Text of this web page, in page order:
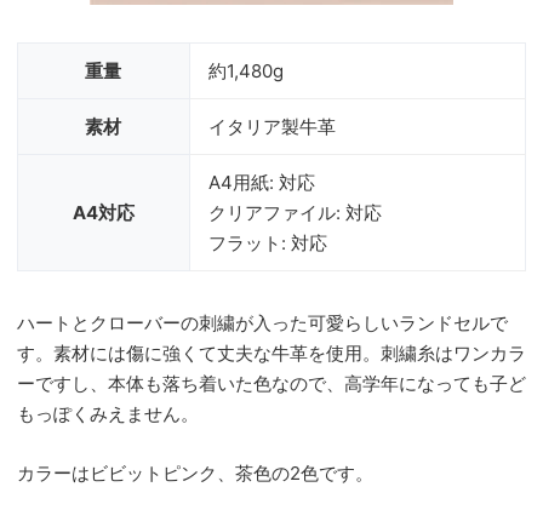
重量 約1,480g
素材 イタリア製牛革
A4対応
A4用紙: 対応
クリアファイル: 対応
フラット: 対応
ハートとクローバーの刺繍が入った可愛らしいランドセルで
す。素材には傷に強くて丈夫な牛革を使用。刺繍糸はワンカラ
ーですし、本体も落ち着いた色なので、高学年になっても子ど
もっぽくみえません。
カラーはビビットピンク、茶色の2色です。